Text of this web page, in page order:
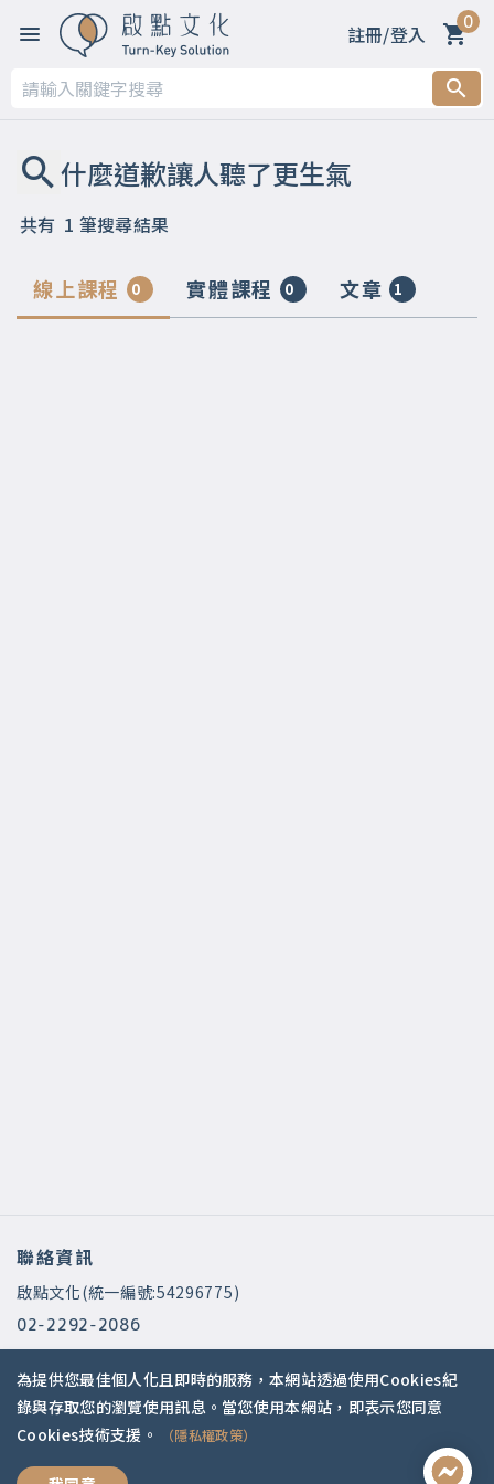
註冊/登入 0
共有 1 筆搜尋結果
線上課程 0 實體課程 0 文章 1
聯絡資訊
啟點文化(統一編號:54296775)
02-2292-2086
service@koob.com.tw
服務時間
週一至週五 10:00-18:00
國定假日公休
為提供您最佳個人化且即時的服務，本網站透過使用Cookies紀
錄與存取您的瀏覽使用訊息。當您使用本網站，即表示您同意
Cookies技術支援。
（隱私權政策）